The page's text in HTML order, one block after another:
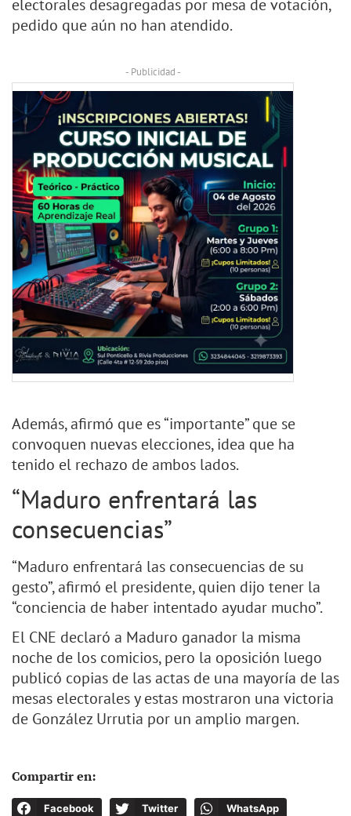
electorales desagregadas por mesa de votación,
pedido que aún no han atendido.
- Publicidad -
Además, afirmó que es “importante” que se
convoquen nuevas elecciones, idea que ha
tenido el rechazo de ambos lados.
“Maduro enfrentará las
consecuencias”
“Maduro enfrentará las consecuencias de su
gesto”, afirmó el presidente, quien dijo tener la
“conciencia de haber intentado ayudar mucho”.
El CNE declaró a Maduro ganador la misma
noche de los comicios, pero la oposición luego
publicó copias de las actas de una mayoría de las
mesas electorales y estas mostraron una victoria
de González Urrutia por un amplio margen.
Compartir en:
Facebook Twitter WhatsApp